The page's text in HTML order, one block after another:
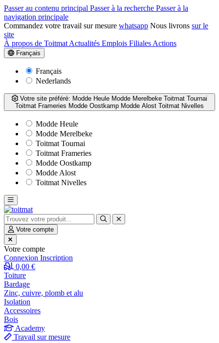
Passer au contenu principal Passer à la recherche Passer à la
navigation principale
Commandez votre travail sur mesure whatsapp Nous livrons sur le
site
À propos de Toitmat Actualités Emplois Filiales Actions
Français
Français
Nederlands
Votre site préféré: Modde Heule Modde Merelbeke Toitmat Tournai
Toitmat Frameries Modde Oostkamp Modde Alost Toitmat Nivelles
Modde Heule
Modde Merelbeke
Toitmat Tournai
Toitmat Frameries
Modde Oostkamp
Modde Alost
Toitmat Nivelles
Votre compte
Votre compte
Connexion Inscription
0,00 €
Toiture
Bardage
Zinc, cuivre, plomb et alu
Isolation
Accessoires
Bois
Academy
Travail sur mesure